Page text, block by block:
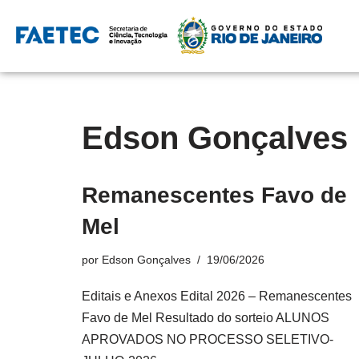
Pular
Edson Gonçalves
Remanescentes Favo de
Mel
por Edson Gonçalves 19/06/2026
Editais e Anexos Edital 2026 – Remanescentes
Favo de Mel Resultado do sorteio ALUNOS
APROVADOS NO PROCESSO SELETIVO-